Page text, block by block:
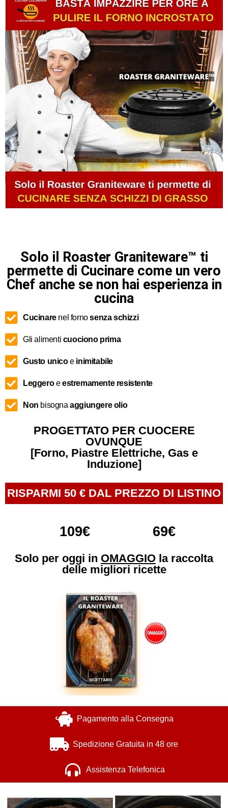
Solo il Roaster Graniteware™ ti
permette di Cucinare come un vero
Chef anche se non hai esperienza in
cucina
Cucinare nel fornosenza schizzi
Gli alimenti cuociono prima
Gusto unicoe inimitabile
Leggeroeestremamente resistente
Non bisognaaggiungere olio
PROGETTATO PER CUOCERE
OVUNQUE
[Forno, Piastre Elettriche, Gas e
Induzione]
RISPARMI 50 € DAL PREZZO DI LISTINO
109€ 69€
Solo per oggi in OMAGGIO la raccolta
delle migliori ricette
Pagamento alla Consegna
Spedizione Gratuita in 48 ore
Assistenza Telefonica